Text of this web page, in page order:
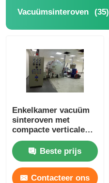
Vacuümsinteroven (35)
Enkelkamer vacuüm
sinteroven met
compacte verticale
structuur
Beste prijs
Contacteer ons